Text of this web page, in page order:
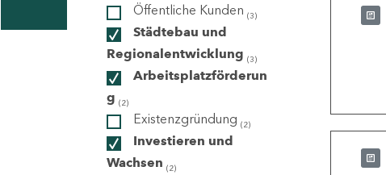
Öffentliche Kunden (3)
Städtebau und
Regionalentwicklung (3)
Arbeitsplatzförderun
g (2)
Existenzgründung (2)
Investieren und
Wachsen (2)